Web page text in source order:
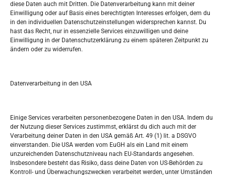
diese Daten auch mit Dritten. Die Datenverarbeitung kann mit deiner
Einwilligung oder auf Basis eines berechtigten Interesses erfolgen, dem du
in den individuellen Datenschutzeinstellungen widersprechen kannst. Du
hast das Recht, nur in essenzielle Services einzuwilligen und deine
Einwilligung in der Datenschutzerklärung zu einem späteren Zeitpunkt zu
ändern oder zu widerrufen.
Datenverarbeitung in den USA
Einige Services verarbeiten personenbezogene Daten in den USA. Indem du
der Nutzung dieser Services zustimmst, erklärst du dich auch mit der
Verarbeitung deiner Daten in den USA gemäß Art. 49 (1) lit. a DSGVO
einverstanden. Die USA werden vom EuGH als ein Land mit einem
unzureichenden Datenschutzniveau nach EU-Standards angesehen.
Insbesondere besteht das Risiko, dass deine Daten von US-Behörden zu
Kontroll- und Überwachungszwecken verarbeitet werden, unter Umständen
Pretražite stranicu:
S
e
a
h
M D M D F S S
1
3 4 5 6 7 8
10 11 12 13 14 15 16